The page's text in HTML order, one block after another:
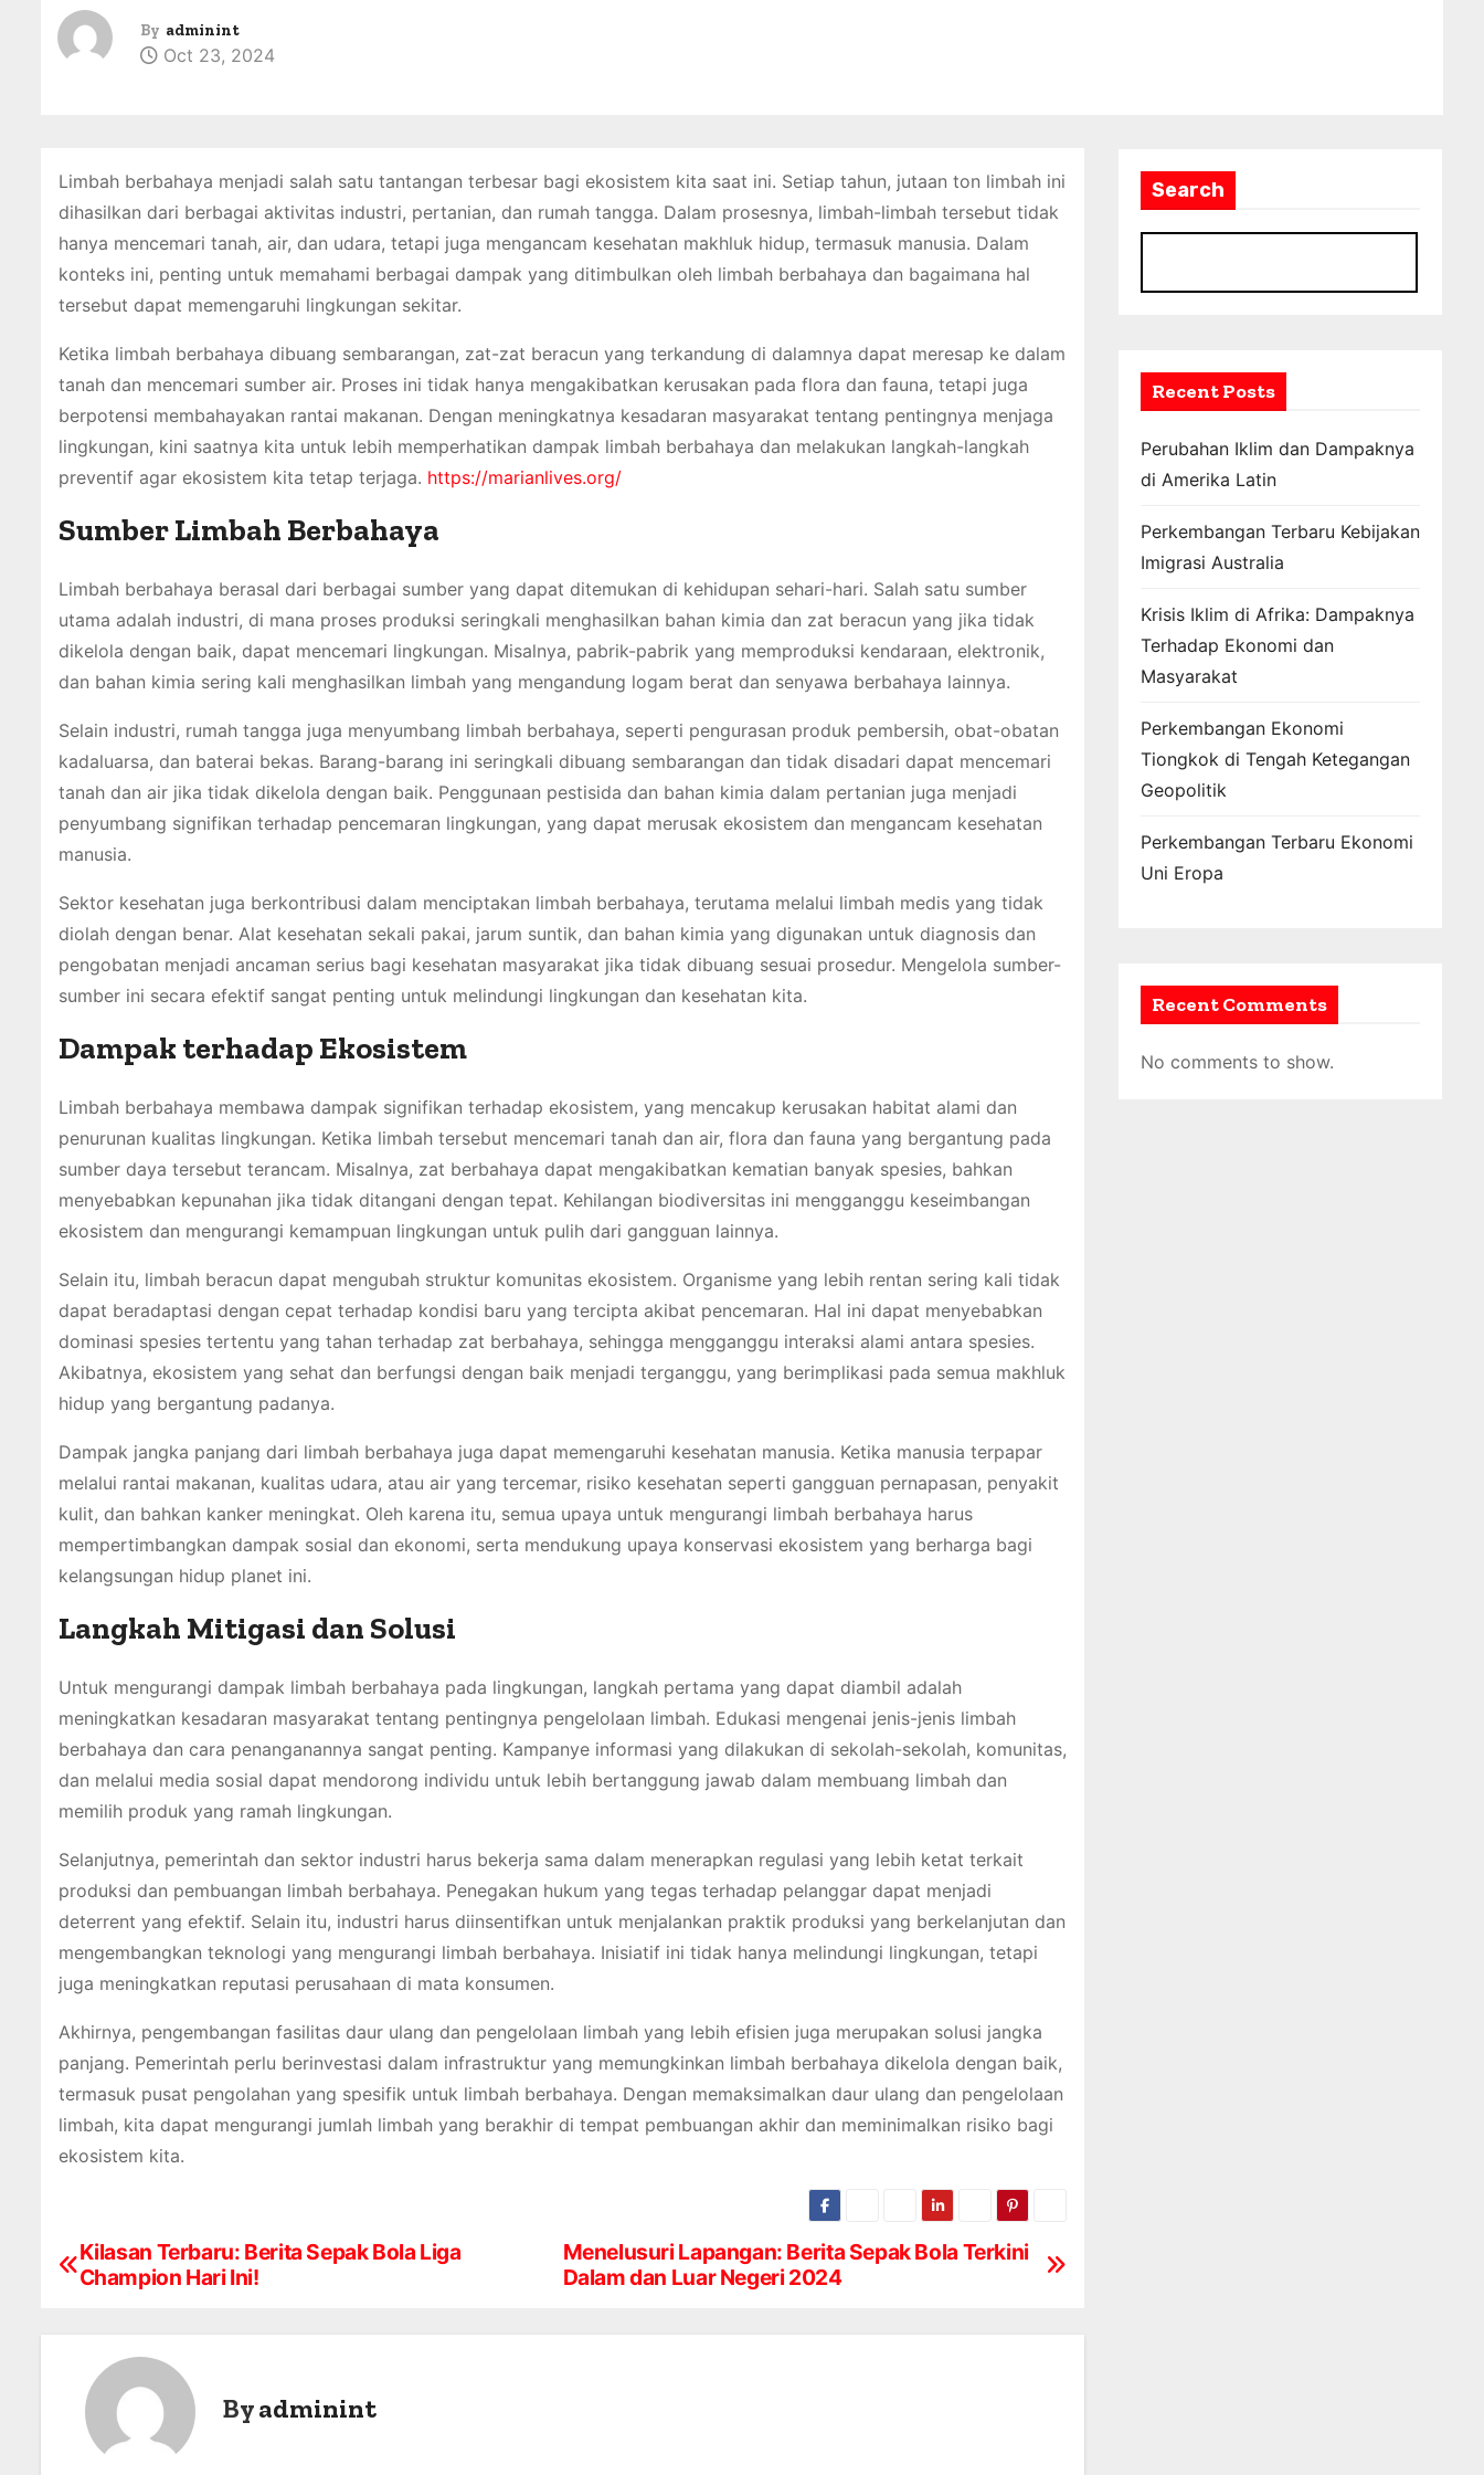
By adminint
Oct 23, 2024
Limbah berbahaya menjadi salah satu tantangan terbesar bagi ekosistem kita saat ini. Setiap tahun, jutaan ton limbah ini
dihasilkan dari berbagai aktivitas industri, pertanian, dan rumah tangga. Dalam prosesnya, limbah-limbah tersebut tidak
hanya mencemari tanah, air, dan udara, tetapi juga mengancam kesehatan makhluk hidup, termasuk manusia. Dalam
konteks ini, penting untuk memahami berbagai dampak yang ditimbulkan oleh limbah berbahaya dan bagaimana hal
tersebut dapat memengaruhi lingkungan sekitar.
Ketika limbah berbahaya dibuang sembarangan, zat-zat beracun yang terkandung di dalamnya dapat meresap ke dalam
tanah dan mencemari sumber air. Proses ini tidak hanya mengakibatkan kerusakan pada flora dan fauna, tetapi juga
berpotensi membahayakan rantai makanan. Dengan meningkatnya kesadaran masyarakat tentang pentingnya menjaga
lingkungan, kini saatnya kita untuk lebih memperhatikan dampak limbah berbahaya dan melakukan langkah-langkah
preventif agar ekosistem kita tetap terjaga. https://marianlives.org/
Sumber Limbah Berbahaya
Limbah berbahaya berasal dari berbagai sumber yang dapat ditemukan di kehidupan sehari-hari. Salah satu sumber
utama adalah industri, di mana proses produksi seringkali menghasilkan bahan kimia dan zat beracun yang jika tidak
dikelola dengan baik, dapat mencemari lingkungan. Misalnya, pabrik-pabrik yang memproduksi kendaraan, elektronik,
dan bahan kimia sering kali menghasilkan limbah yang mengandung logam berat dan senyawa berbahaya lainnya.
Selain industri, rumah tangga juga menyumbang limbah berbahaya, seperti pengurasan produk pembersih, obat-obatan
kadaluarsa, dan baterai bekas. Barang-barang ini seringkali dibuang sembarangan dan tidak disadari dapat mencemari
tanah dan air jika tidak dikelola dengan baik. Penggunaan pestisida dan bahan kimia dalam pertanian juga menjadi
penyumbang signifikan terhadap pencemaran lingkungan, yang dapat merusak ekosistem dan mengancam kesehatan
manusia.
Sektor kesehatan juga berkontribusi dalam menciptakan limbah berbahaya, terutama melalui limbah medis yang tidak
diolah dengan benar. Alat kesehatan sekali pakai, jarum suntik, dan bahan kimia yang digunakan untuk diagnosis dan
pengobatan menjadi ancaman serius bagi kesehatan masyarakat jika tidak dibuang sesuai prosedur. Mengelola sumber-
sumber ini secara efektif sangat penting untuk melindungi lingkungan dan kesehatan kita.
Dampak terhadap Ekosistem
Limbah berbahaya membawa dampak signifikan terhadap ekosistem, yang mencakup kerusakan habitat alami dan
penurunan kualitas lingkungan. Ketika limbah tersebut mencemari tanah dan air, flora dan fauna yang bergantung pada
sumber daya tersebut terancam. Misalnya, zat berbahaya dapat mengakibatkan kematian banyak spesies, bahkan
menyebabkan kepunahan jika tidak ditangani dengan tepat. Kehilangan biodiversitas ini mengganggu keseimbangan
ekosistem dan mengurangi kemampuan lingkungan untuk pulih dari gangguan lainnya.
Selain itu, limbah beracun dapat mengubah struktur komunitas ekosistem. Organisme yang lebih rentan sering kali tidak
dapat beradaptasi dengan cepat terhadap kondisi baru yang tercipta akibat pencemaran. Hal ini dapat menyebabkan
dominasi spesies tertentu yang tahan terhadap zat berbahaya, sehingga mengganggu interaksi alami antara spesies.
Akibatnya, ekosistem yang sehat dan berfungsi dengan baik menjadi terganggu, yang berimplikasi pada semua makhluk
hidup yang bergantung padanya.
Dampak jangka panjang dari limbah berbahaya juga dapat memengaruhi kesehatan manusia. Ketika manusia terpapar
melalui rantai makanan, kualitas udara, atau air yang tercemar, risiko kesehatan seperti gangguan pernapasan, penyakit
kulit, dan bahkan kanker meningkat. Oleh karena itu, semua upaya untuk mengurangi limbah berbahaya harus
mempertimbangkan dampak sosial dan ekonomi, serta mendukung upaya konservasi ekosistem yang berharga bagi
kelangsungan hidup planet ini.
Langkah Mitigasi dan Solusi
Untuk mengurangi dampak limbah berbahaya pada lingkungan, langkah pertama yang dapat diambil adalah
meningkatkan kesadaran masyarakat tentang pentingnya pengelolaan limbah. Edukasi mengenai jenis-jenis limbah
berbahaya dan cara penanganannya sangat penting. Kampanye informasi yang dilakukan di sekolah-sekolah, komunitas,
dan melalui media sosial dapat mendorong individu untuk lebih bertanggung jawab dalam membuang limbah dan
memilih produk yang ramah lingkungan.
Selanjutnya, pemerintah dan sektor industri harus bekerja sama dalam menerapkan regulasi yang lebih ketat terkait
produksi dan pembuangan limbah berbahaya. Penegakan hukum yang tegas terhadap pelanggar dapat menjadi
deterrent yang efektif. Selain itu, industri harus diinsentifkan untuk menjalankan praktik produksi yang berkelanjutan dan
mengembangkan teknologi yang mengurangi limbah berbahaya. Inisiatif ini tidak hanya melindungi lingkungan, tetapi
juga meningkatkan reputasi perusahaan di mata konsumen.
Akhirnya, pengembangan fasilitas daur ulang dan pengelolaan limbah yang lebih efisien juga merupakan solusi jangka
panjang. Pemerintah perlu berinvestasi dalam infrastruktur yang memungkinkan limbah berbahaya dikelola dengan baik,
termasuk pusat pengolahan yang spesifik untuk limbah berbahaya. Dengan memaksimalkan daur ulang dan pengelolaan
limbah, kita dapat mengurangi jumlah limbah yang berakhir di tempat pembuangan akhir dan meminimalkan risiko bagi
ekosistem kita.
P
Menelusuri Lapangan: Berita Sepak Bola Terkini
Dalam dan Luar Negeri 2024
Kilasan Terbaru: Berita Sepak Bola Liga
Champion Hari Ini!
Byadminint
Search
Recent Posts
Perubahan Iklim dan Dampaknya
di Amerika Latin
Perkembangan Terbaru Kebijakan
Imigrasi Australia
Krisis Iklim di Afrika: Dampaknya
Terhadap Ekonomi dan
Masyarakat
Perkembangan Ekonomi
Tiongkok di Tengah Ketegangan
Geopolitik
Perkembangan Terbaru Ekonomi
Uni Eropa
Recent Comments
No comments to show.